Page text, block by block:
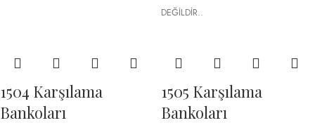
DEĞİLDİR..
1504 Karşılama
Bankoları
1505 Karşılama
Bankoları